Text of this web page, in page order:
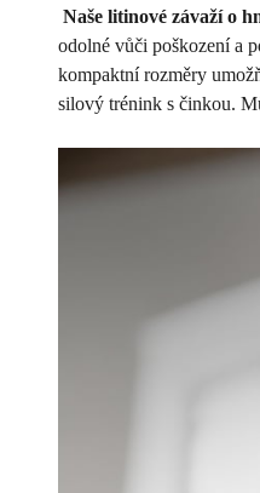
Naše litinové závaží o
odolné vůči poškození a
kompaktní rozměry
silový trénink s činkou.